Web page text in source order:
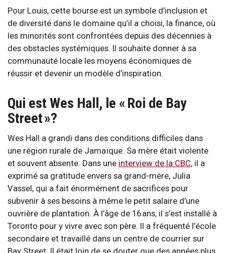
Pour Louis, cette bourse est un symbole d’inclusion et
de diversité dans le domaine qu’il a choisi, la finance, où
les minorités sont confrontées depuis des décennies à
des obstacles systémiques. Il souhaite donner à sa
communauté locale les moyens économiques de
réussir et devenir un modèle d’inspiration.
Qui est Wes Hall, le « Roi de Bay
Street »?
Wes Hall a grandi dans des conditions difficiles dans
une région rurale de Jamaïque. Sa mère était violente
et souvent absente. Dans une interview de la CBC, il a
exprimé sa gratitude envers sa grand-mère, Julia
Vassel, qui a fait énormément de sacrifices pour
subvenir à ses besoins à même le petit salaire d’une
ouvrière de plantation. À l’âge de 16 ans, il s’est installé à
Toronto pour y vivre avec son père. Il a fréquenté l’école
secondaire et travaillé dans un centre de courrier sur
Bay Street. Il était loin de se douter que des années plus